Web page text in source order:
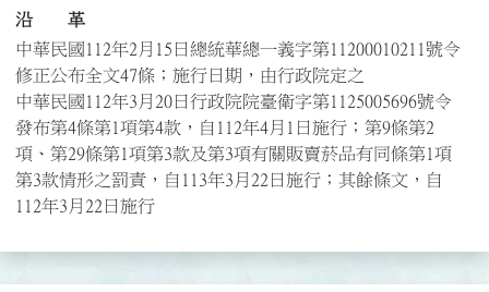
沿 革
中華民國112年2月15日總統華總一義字第11200010211號令
修正公布全文47條；施行日期，由行政院定之
中華民國112年3月20日行政院院臺衛字第1125005696號令
發布第4條第1項第4款，自112年4月1日施行；第9條第2
項、第29條第1項第3款及第3項有關販賣菸品有同條第1項
第3款情形之罰責，自113年3月22日施行；其餘條文，自
112年3月22日施行